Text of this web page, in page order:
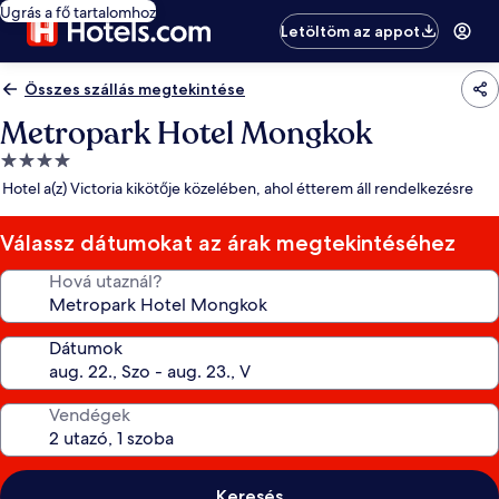
Ugrás a fő tartalomhoz
Letöltöm az appot
Összes szállás megtekintése
Metropark Hotel Mongkok
4.0
csillagos
Hotel a(z) Victoria kikötője közelében, ahol étterem áll rendelkezésre
Válassz dátumokat az árak megtekintéséhez
Hová utaznál?
Dátumok
Vendégek